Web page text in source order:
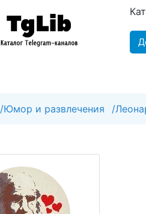
/Юмор и развлечения /